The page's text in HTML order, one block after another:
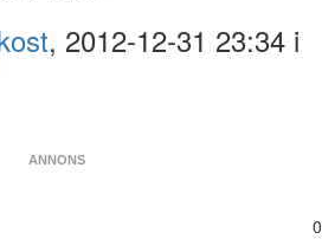
, 2012-12-31 23:34 i
ANNONS
0